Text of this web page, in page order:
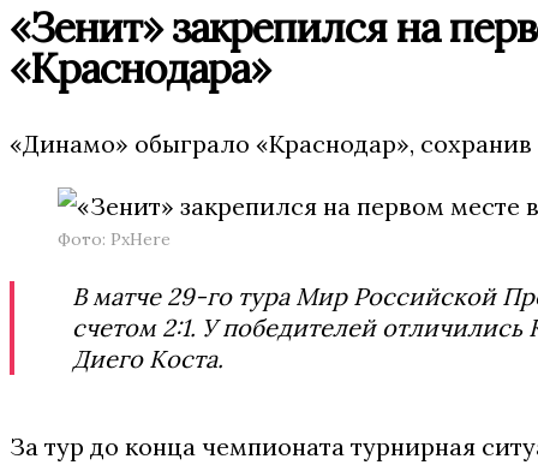
«Зенит» закрепился на
«Краснодара»
«Динамо» обыграло «Краснодар»,
Фото: PxHere
В матче 29-го тура Мир Российской
счетом 2:1. У победителей
Диего Коста.
За тур до конца чемпионата турнирная